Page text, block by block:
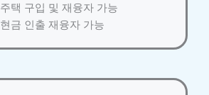
주택 구입 및 재융자 가능
현금 인출 재융자 가능